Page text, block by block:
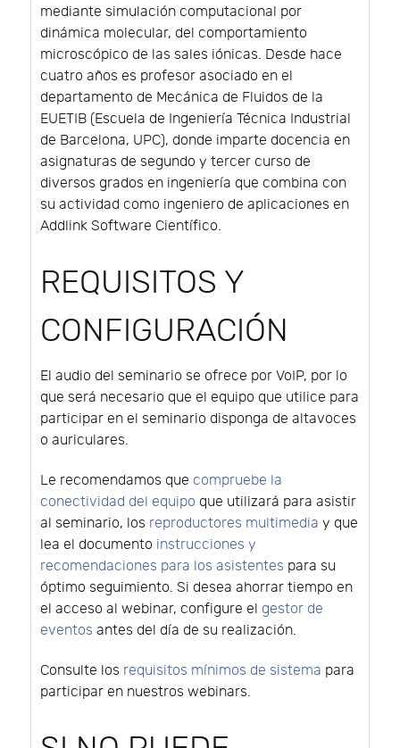
mediante simulación computacional por
dinámica molecular, del comportamiento
microscópico de las sales iónicas. Desde hace
cuatro años es profesor asociado en el
departamento de Mecánica de Fluidos de la
EUETIB (Escuela de Ingeniería Técnica Industrial
de Barcelona, UPC), donde imparte docencia en
asignaturas de segundo y tercer curso de
diversos grados en ingeniería que combina con
su actividad como ingeniero de aplicaciones en
Addlink Software Científico.
REQUISITOS Y
CONFIGURACIÓN
El audio del seminario se ofrece por VoIP, por lo
que será necesario que el equipo que utilice para
participar en el seminario disponga de altavoces
o auriculares.
Le recomendamos que compruebe la
conectividad del equipo que utilizará para asistir
al seminario, los reproductores multimedia y que
lea el documento instrucciones y
recomendaciones para los asistentes para su
óptimo seguimiento. Si desea ahorrar tiempo en
el acceso al webinar, configure el gestor de
eventos antes del día de su realización.
Consulte los requisitos mínimos de sistema para
participar en nuestros webinars.